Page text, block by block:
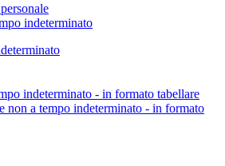
indeterminato
indeterminato - in formato tabellare
non a tempo indeterminato - in formato